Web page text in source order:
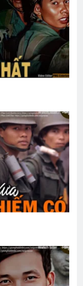
K13
Miên K20